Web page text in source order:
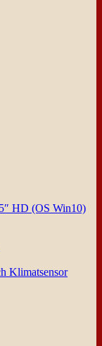
HD (OS Win10)
Klimatsensor